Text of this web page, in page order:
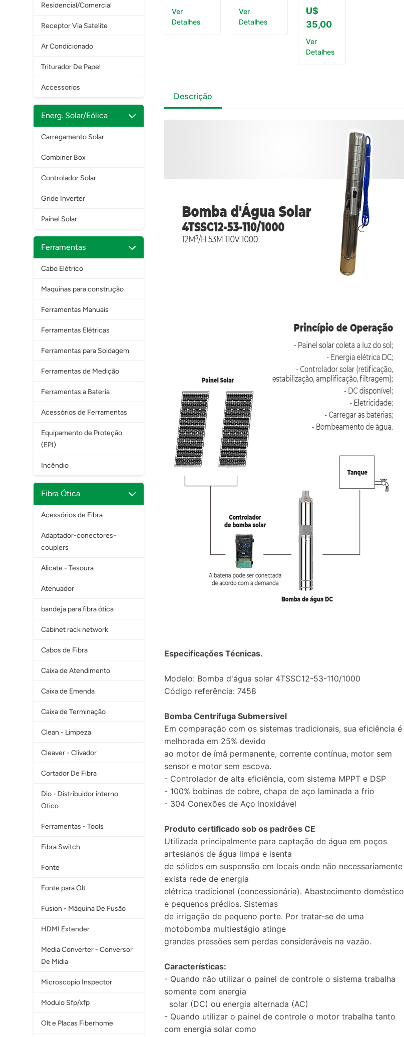
Residencial/Comercial
Receptor Via Satelite
Ar Condicionado
Triturador De Papel
Accessorios
Energ. Solar/Eólica
Carregamento Solar
Combiner Box
Controlador Solar
Gride Inverter
Painel Solar
Ferramentas
Cabo Elétrico
Maquinas para construção
Ferramentas Manuais
Ferramentas Elétricas
Ferramentas para Soldagem
Ferramentas de Medição
Ferramentas a Bateria
Acessórios de Ferramentas
Equipamento de Proteção
(EPI)
Incêndio
Fibra Ótica
Acessórios de Fibra
Adaptador-conectores-
couplers
Alicate - Tesoura
Atenuador
bandeja para fibra ótica
Cabinet rack network
Cabos de Fibra
Caixa de Atendimento
Caixa de Emenda
Caixa de Terminaçâo
Clean - Limpeza
Cleaver - Clivador
Cortador De Fibra
Dio - Distribuidor interno
Otico
Ferramentas - Tools
Fibra Switch
Fonte
Fonte para Olt
Fusion - Máquina De Fusão
HDMI Extender
Media Converter - Conversor
De Midia
Microscopio Inspector
Modulo Sfp/xfp
Olt e Placas Fiberhome
Ver
Detalhes
Ver
Detalhes
U$
35,00
Ver
Detalhes
Descrição
Especificações Técnicas.
Modelo: Bomba d'água solar 4TSSC12-53-110/1000
Código referência: 7458
Bomba Centrífuga Submersível
Em comparação com os sistemas tradicionais, sua eficiência é
melhorada em 25% devido
ao motor de ímã permanente, corrente contínua, motor sem
sensor e motor sem escova.
- Controlador de alta eficiência, com sistema MPPT e DSP
- 100% bobinas de cobre, chapa de aço laminada a frio
- 304 Conexões de Aço Inoxidável
Produto certificado sob os padrões CE
Utilizada principalmente para captação de água em poços
artesianos de água limpa e isenta
de sólidos em suspensão em locais onde não necessariamente
exista rede de energia
elétrica tradicional (concessionária). Abastecimento doméstico
e pequenos prédios. Sistemas
de irrigação de pequeno porte. Por tratar-se de uma
motobomba multiestágio atinge
grandes pressões sem perdas consideráveis na vazão.
Características:
- Quando não utilizar o painel de controle o sistema trabalha
somente com energia
solar (DC) ou energia alternada (AC)
- Quando utilizar o painel de controle o motor trabalha tanto
com energia solar como